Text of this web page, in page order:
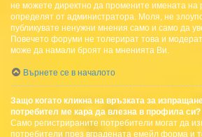
не можете директно да промените имената на
определят от администратора. Моля, не
публикувате ненужни мнения само и само да
Повечето форуми не толерират това и
може да намали броят на мненията Ви.
Върнете се в началото
Защо когато кликна на връзката за
потребител ме кара да влезна в профила си?
Само регистрираните потребители могат да
потребители през вградената емейл форма и